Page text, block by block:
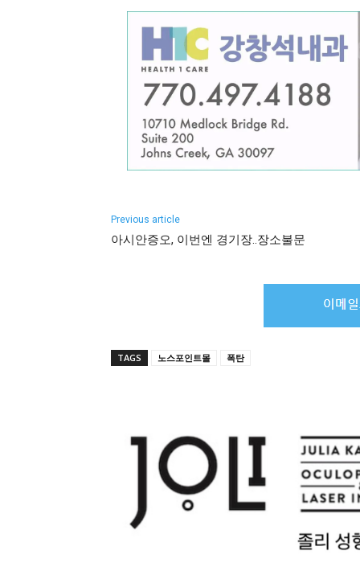
Previous article
아시안증오, 이번엔 경기장..장소불문
TAGS 노스포인트몰 폭탄